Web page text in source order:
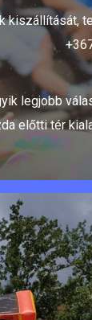
kiszállítását,
legjobb
előtti tér